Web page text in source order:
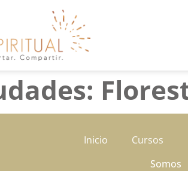
Inicio Cursos
Somos